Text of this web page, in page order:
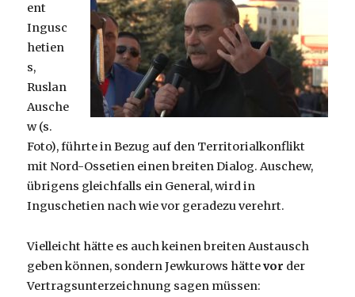
ent
Ingusc
hetien
s,
Ruslan
Ausche
w (s.
Foto), führte in Bezug auf den Territorialkonflikt
mit Nord-Ossetien einen breiten Dialog. Auschew,
übrigens gleichfalls ein General, wird in
Inguschetien nach wie vor geradezu verehrt.
Vielleicht hätte es auch keinen breiten Austausch
geben können, sondern Jewkurows hättevor der
Vertragsunterzeichnung sagen müssen: